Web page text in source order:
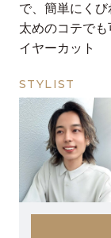
で、簡単にく
太めのコテで
イヤーカット
STYLIST